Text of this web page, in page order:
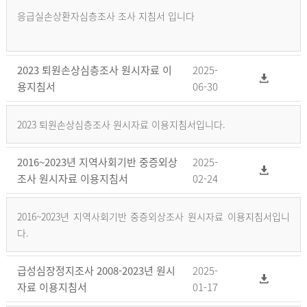
응급실손상환자심층조사 조사 지침서 입니다
2023 퇴원손상심층조사 원시자료 이
용지침서
2025-
06-30
2023 퇴원손상심층조사 원시자료 이용지침서입니다.
2016~2023년 지역사회기반 중증외상
조사 원시자료 이용지침서
2025-
02-24
2016~2023년 지역사회기반 중증외상조사 원시자료 이용지침서입니
다.
급성심장정지조사 2008-2023년 원시
자료 이용지침서
2025-
01-17